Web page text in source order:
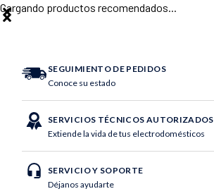
Cargando productos recomendados...
SEGUIMIENTO DE PEDIDOS
Conoce su estado
SERVICIOS TÉCNICOS AUTORIZADOS
Extiende la vida de tus electrodomésticos
SERVICIO Y SOPORTE
Déjanos ayudarte